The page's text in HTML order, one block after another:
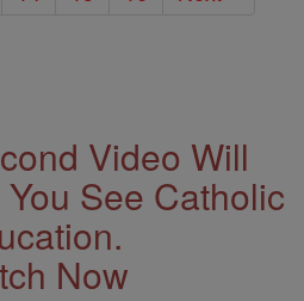
Video Will
See Catholic
Now